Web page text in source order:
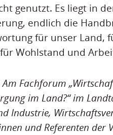
genutzt. Es liegt in
endlich die
für unser Land,
Wohlstand und
Fachforum
im Land?“ im
Industrie,
und Referenten